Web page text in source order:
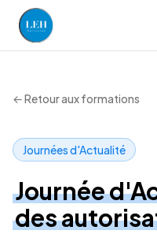
LEH Formation — accueil
← Retour aux formations
Journées d'Actualité
Journée
des